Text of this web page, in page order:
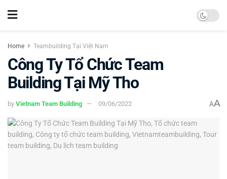
Home Teambuilding Tại Việt Nam
Công Ty Tổ Chức Team
Building Tại Mỹ Tho
by Vietnam Team Building 09/06/2022 AA